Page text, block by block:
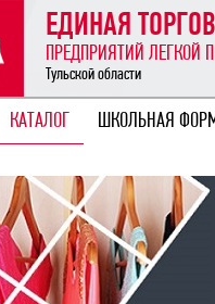
ЕДИНАЯ
ПРЕДПРИЯТИЙ ЛЕГКОЙ
Тульской области
КАТАЛОГ ШКОЛЬНАЯ